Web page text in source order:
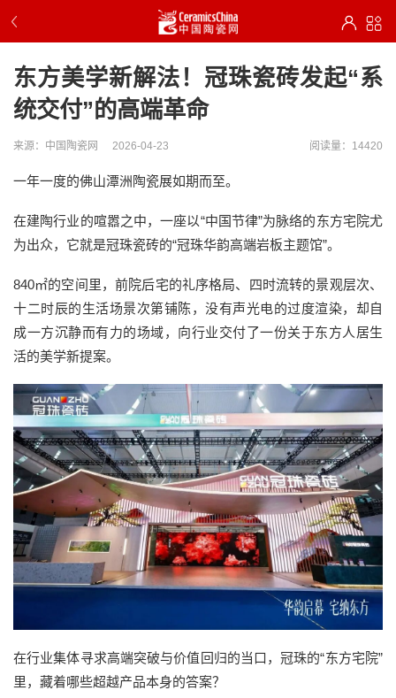
东方美学新解法！冠珠瓷砖发起“系
统交付”的高端革命
来源：中国陶瓷网 2026-04-23 阅读量：14420
一年一度的佛山潭洲陶瓷展如期而至。
在建陶行业的喧嚣之中，一座以“中国节律”为脉络的东方宅院尤
为出众，它就是冠珠瓷砖的“冠珠华韵高端岩板主题馆”。
840㎡的空间里，前院后宅的礼序格局、四时流转的景观层次、
十二时辰的生活场景次第铺陈，没有声光电的过度渲染，却自
成一方沉静而有力的场域，向行业交付了一份关于东方人居生
活的美学新提案。
在行业集体寻求高端突破与价值回归的当口，冠珠的“东方宅院”
里，藏着哪些超越产品本身的答案？